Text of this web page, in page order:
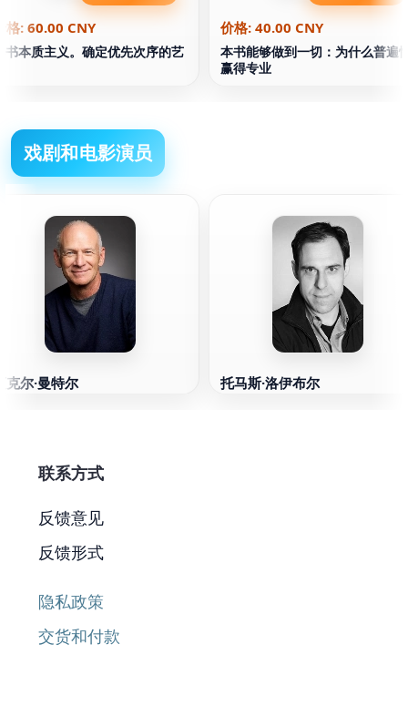
格: 60.00 CNY
书本质主义。确定优先次序的艺
价格: 40.00 CNY
本书能够做到一切：为什么普遍
赢得专业
戏剧和电影演员
克尔·曼特尔 托马斯·洛伊布尔
联系方式
反馈意见
反馈形式
隐私政策
交货和付款